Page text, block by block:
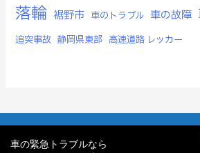
落輪 裾野市 車のトラブル 車の故障
追突事故 静岡県東部 高速道路 レッカー
Copyright © 2026 カーレスキュ
車の緊急トラブルなら